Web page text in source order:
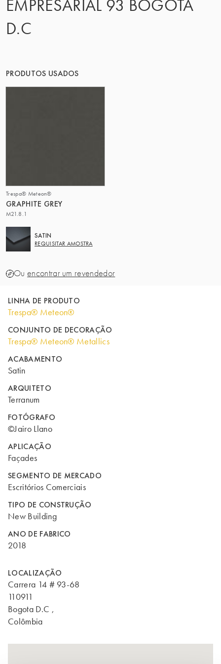
EMPRESARIAL 93 BOGOTA
D.C
PRODUTOS USADOS
Trespa® Meteon®
GRAPHITE GREY
M21.8.1
SATIN
REQUISITAR AMOSTRA
Ou encontrar um revendedor
LINHA DE PRODUTO
Trespa® Meteon®
CONJUNTO DE DECORAÇÃO
Trespa® Meteon® Metallics
ACABAMENTO
Satin
ARQUITETO
Terranum
FOTÓGRAFO
©Jairo Llano
APLICAÇÃO
Façades
SEGMENTO DE MERCADO
Escritórios Comerciais
TIPO DE CONSTRUÇÃO
New Building
ANO DE FABRICO
2018
LOCALIZAÇÃO
Carrera 14 # 93-68
110911
Bogota D.C ,
Colômbia